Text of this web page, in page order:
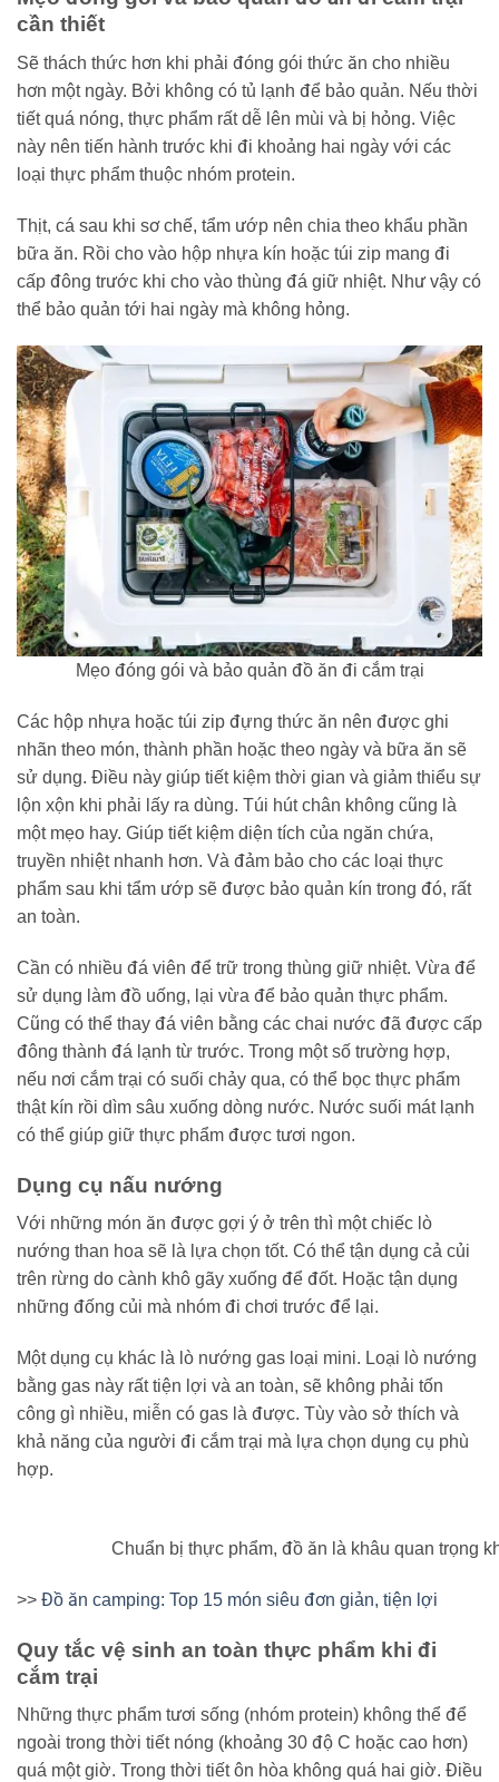
cần thiết
Sẽ thách thức hơn khi phải đóng gói thức ăn cho nhiều
hơn một ngày. Bởi không có tủ lạnh để bảo quản. Nếu thời
tiết quá nóng, thực phẩm rất dễ lên mùi và bị hỏng. Việc
này nên tiến hành trước khi đi khoảng hai ngày với các
loại thực phẩm thuộc nhóm protein.
Thịt, cá sau khi sơ chế, tẩm ướp nên chia theo khẩu phần
bữa ăn. Rồi cho vào hộp nhựa kín hoặc túi zip mang đi
cấp đông trước khi cho vào thùng đá giữ nhiệt. Như vậy có
thể bảo quản tới hai ngày mà không hỏng.
Mẹo đóng gói và bảo quản đồ ăn đi cắm trại
Các hộp nhựa hoặc túi zip đựng thức ăn nên được ghi
nhãn theo món, thành phần hoặc theo ngày và bữa ăn sẽ
sử dụng. Điều này giúp tiết kiệm thời gian và giảm thiểu sự
lộn xộn khi phải lấy ra dùng. Túi hút chân không cũng là
một mẹo hay. Giúp tiết kiệm diện tích của ngăn chứa,
truyền nhiệt nhanh hơn. Và đảm bảo cho các loại thực
phẩm sau khi tẩm ướp sẽ được bảo quản kín trong đó, rất
an toàn.
Cần có nhiều đá viên để trữ trong thùng giữ nhiệt. Vừa để
sử dụng làm đồ uống, lại vừa để bảo quản thực phẩm.
Cũng có thể thay đá viên bằng các chai nước đã được cấp
đông thành đá lạnh từ trước. Trong một số trường hợp,
nếu nơi cắm trại có suối chảy qua, có thể bọc thực phẩm
thật kín rồi dìm sâu xuống dòng nước. Nước suối mát lạnh
có thể giúp giữ thực phẩm được tươi ngon.
Dụng cụ nấu nướng
Với những món ăn được gợi ý ở trên thì một chiếc lò
nướng than hoa sẽ là lựa chọn tốt. Có thể tận dụng cả củi
trên rừng do cành khô gãy xuống để đốt. Hoặc tận dụng
những đống củi mà nhóm đi chơi trước để lại.
Một dụng cụ khác là lò nướng gas loại mini. Loại lò nướng
bằng gas này rất tiện lợi và an toàn, sẽ không phải tốn
công gì nhiều, miễn có gas là được. Tùy vào sở thích và
khả năng của người đi cắm trại mà lựa chọn dụng cụ phù
hợp.
Chuẩn bị thực phẩm, đồ ăn là khâu quan trọng
>> Đồ ăn camping: Top 15 món siêu đơn giản, tiện lợi
Quy tắc vệ sinh an toàn thực phẩm khi đi
cắm trại
Những thực phẩm tươi sống (nhóm protein) không thể để
ngoài trong thời tiết nóng (khoảng 30 độ C hoặc cao hơn)
quá một giờ. Trong thời tiết ôn hòa không quá hai giờ. Điều